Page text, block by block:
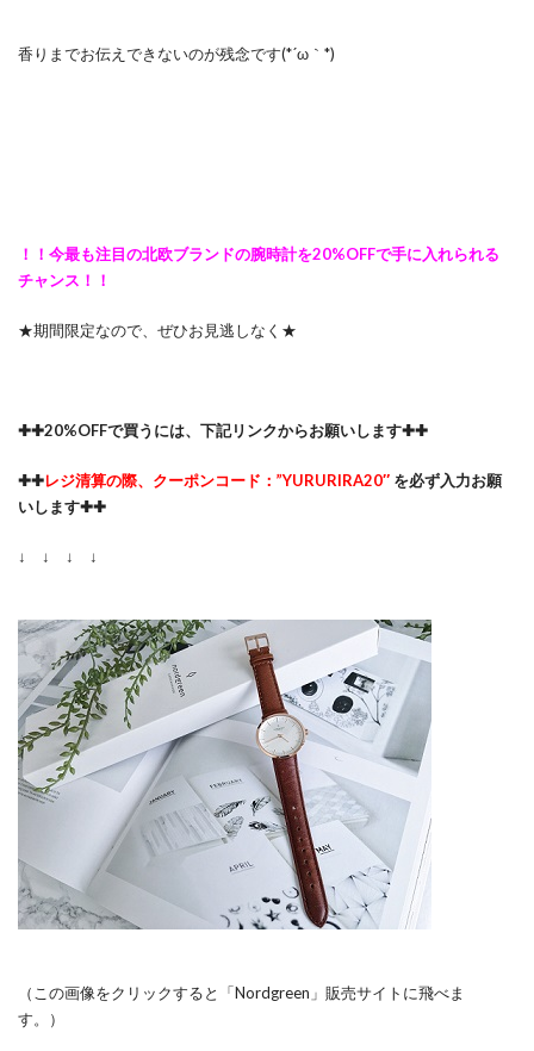
香りまでお伝えできないのが残念です(*´ω｀*)
！！今最も注目の北欧ブランドの腕時計を20%OFFで手に入れられる
チャンス！！
★期間限定なので、ぜひお見逃しなく★
✚✚20%OFFで買うには、下記リンクからお願いします✚✚
✚✚レジ清算の際、クーポンコード：”YURURIRA20″ を必ず入力お願
いします✚✚
↓ ↓ ↓ ↓
（この画像をクリックすると「Nordgreen」販売サイトに飛べま
す。）